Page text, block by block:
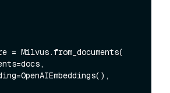
= Milvus.from_documents(